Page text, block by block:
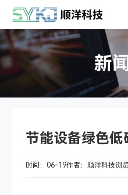
新
节能设备绿色低
时间：06-19作者：顺洋科技浏